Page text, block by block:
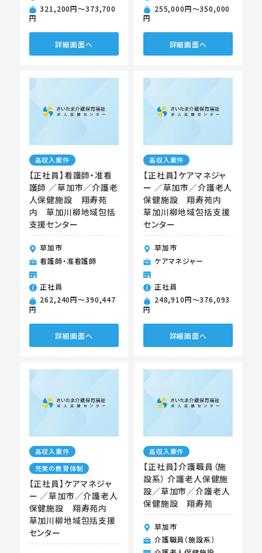
321,200円〜373,700
円
詳細画面へ
255,000円〜350,000
円
詳細画面へ
高収入案件
【正社員】看護師・准看
護師 ／草加市／介護老
人保健施設 翔寿苑
内 草加川柳地域包括
支援センター
草加市
看護師・准看護師
正社員
262,240円〜390,447
円
詳細画面へ
高収入案件
【正社員】ケアマネジャ
ー ／草加市／介護老人
保健施設 翔寿苑内
草加川柳地域包括支援
センター
草加市
ケアマネジャー
正社員
248,910円〜376,093
円
詳細画面へ
高収入案件
充実の教育体制
【正社員】ケアマネジャ
ー ／草加市／介護老人
保健施設 翔寿苑内
草加川柳地域包括支援
センター
高収入案件
【正社員】介護職員（施
設系） 介護老人保健施
設／草加市／介護老人
保健施設 翔寿苑
草加市
介護職員（施設系）